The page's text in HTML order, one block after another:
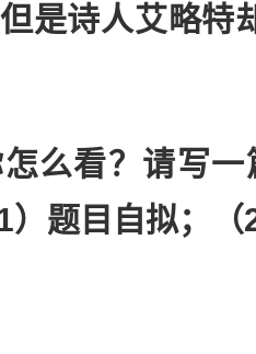
是诗人艾略特
么看？请写
）题目自拟；